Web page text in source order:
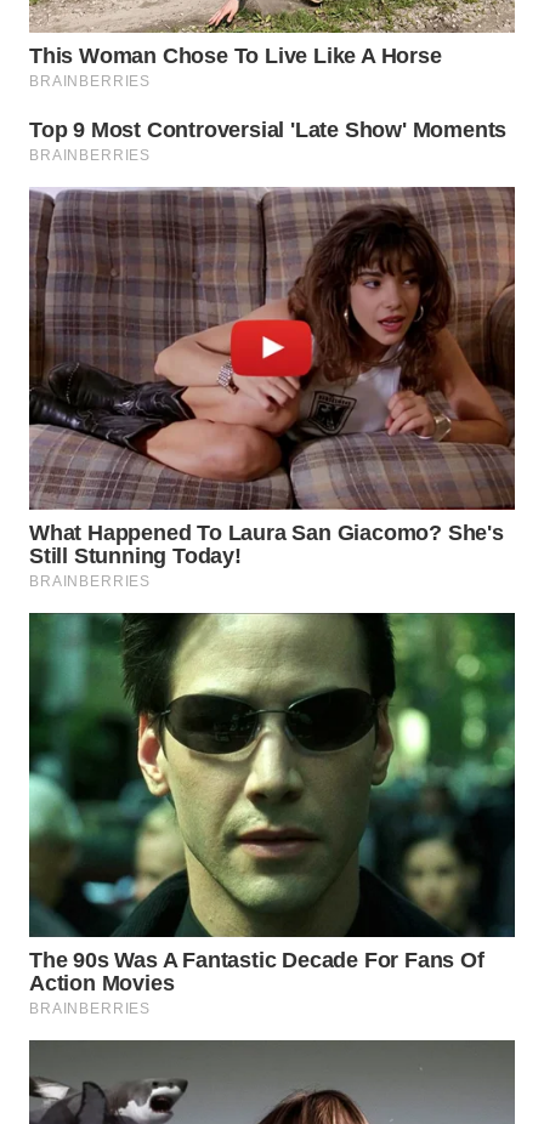
WN
PRIANGAN
TIMUR
WN
WN
SOLO
WN
BOROBUDUR
WN
MADURA
WN
SURABAYA
NATUNA
WN
BINTAN
MANDALIKA
WN
LIKUPANG
WN
LABUANBAJO
BORNEO